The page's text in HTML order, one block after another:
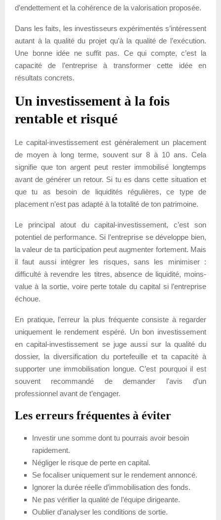
d’endettement et la cohérence de la valorisation proposée.
Dans les faits, les investisseurs expérimentés s’intéressent
autant à la qualité du projet qu’à la qualité de l’exécution.
Une bonne idée ne suffit pas. Ce qui compte, c’est la
capacité de l’entreprise à transformer cette idée en
résultats concrets.
Un investissement à la fois
rentable et risqué
Le capital-investissement est généralement un placement
de moyen à long terme, souvent sur 8 à 10 ans. Cela
signifie que ton argent peut rester immobilisé longtemps
avant de générer un retour. Si tu es dans cette situation et
que tu as besoin de liquidités régulières, ce type de
placement n’est pas adapté à la totalité de ton patrimoine.
Le principal atout du capital-investissement, c’est son
potentiel de performance. Si l’entreprise se développe bien,
la valeur de ta participation peut augmenter fortement. Mais
il faut aussi intégrer les risques, sans les minimiser :
difficulté à revendre les titres, absence de liquidité, moins-
value à la sortie, voire perte totale du capital si l’entreprise
échoue.
En pratique, l’erreur la plus fréquente consiste à regarder
uniquement le rendement espéré. Un bon investissement
en capital-investissement se juge aussi sur la qualité du
dossier, la diversification du portefeuille et ta capacité à
supporter une immobilisation longue. C’est pourquoi il est
souvent recommandé de demander l’avis d’un
professionnel avant de t’engager.
Les erreurs fréquentes à éviter
Investir une somme dont tu pourrais avoir besoin
rapidement.
Négliger le risque de perte en capital.
Se focaliser uniquement sur le rendement annoncé.
Ignorer la durée réelle d’immobilisation des fonds.
Ne pas vérifier la qualité de l’équipe dirigeante.
Oublier d’analyser les conditions de sortie.